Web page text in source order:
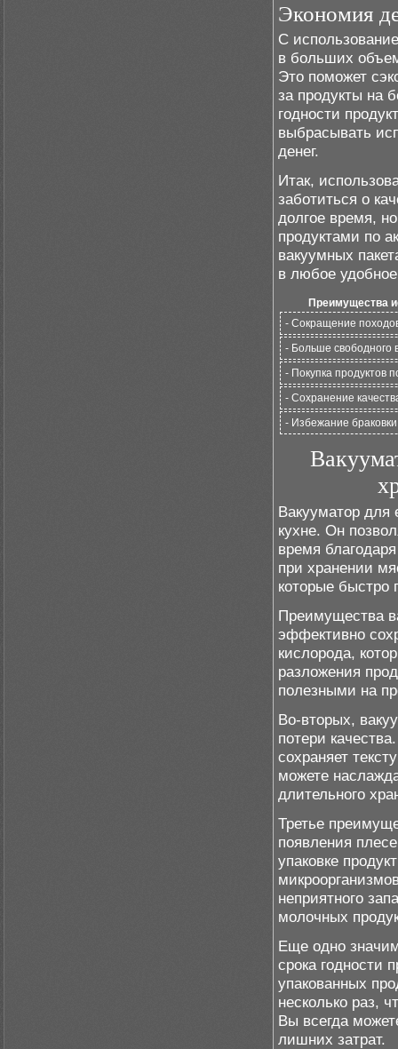
Экономия
С
в больших
Это поможет
за продукты на
годности
выбрасывать
денег.
Итак,
заботиться о
долгое время,
продуктами по
вакуумных
в любое
Преимущества
- Сокращение
- Больше свободного
- Покупка продуктов
- Сохранение
- Избежание
Вакууматор
кухне. Он
время
при хранении
которые быстро
Преимущества
эффективно
кислорода,
разложения
полезными на
Во-вторых,
потери
сохраняет
можете
длительного
Третье
появления
упаковке
неприятного
молочных
Еще одно
срока годности
упакованных
несколько раз,
Вы всегда
лишних затрат.